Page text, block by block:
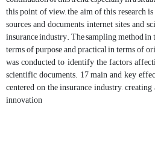
this point of view, the aim of this research
sources and documents, internet sites
insurance industry. The sampling method
terms of purpose and practical in terms of
was conducted to identify the factors
scientific documents. 17 main and key
centered on the insurance industry,
innovation